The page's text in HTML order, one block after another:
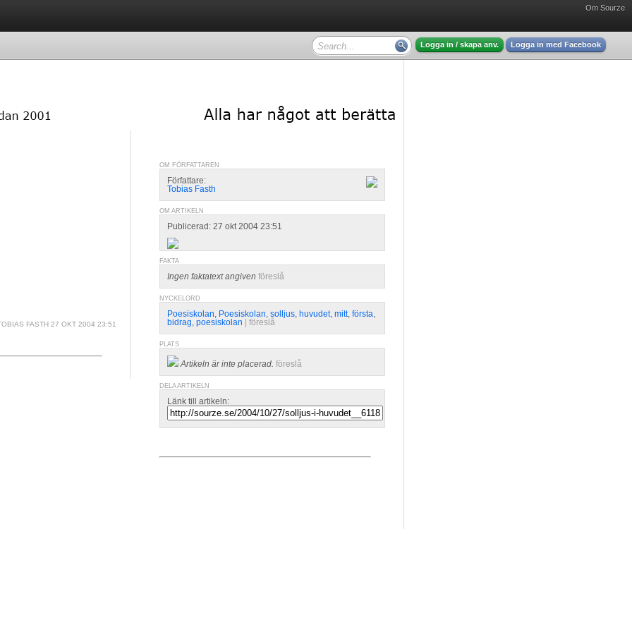
Om Sourze
Logga in / skapa anv. Logga in med Facebook
FASTH 27 OKT 2004 23:51
OM FÖRFATTAREN
Författare:
Tobias Fasth
OM ARTIKELN
Publicerad: 27 okt 2004 23:51
FAKTA
Ingen faktatext angiven föreslå
NYCKELORD
Poesiskolan, Poesiskolan, solljus, huvudet, mitt, första,
bidrag, poesiskolan föreslå
PLATS
Artikeln är inte placerad. föreslå
DELA ARTIKELN
Länk till artikeln: